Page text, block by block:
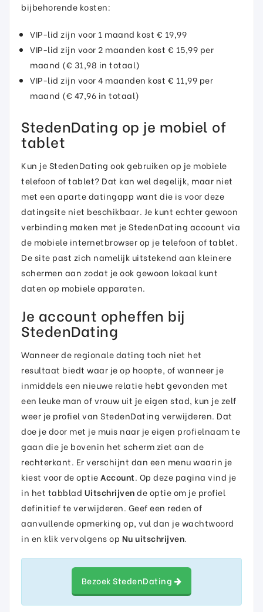
bijbehorende kosten:
VIP-lid zijn voor 1 maand kost € 19,99
VIP-lid zijn voor 2 maanden kost € 15,99 per
maand (€ 31,98 in totaal)
VIP-lid zijn voor 4 maanden kost € 11,99 per
maand (€ 47,96 in totaal)
StedenDating op je mobiel of
tablet
Kun je StedenDating ook gebruiken op je mobiele
telefoon of tablet? Dat kan wel degelijk, maar niet
met een aparte datingapp want die is voor deze
datingsite niet beschikbaar. Je kunt echter gewoon
verbinding maken met je StedenDating account via
de mobiele internetbrowser op je telefoon of tablet.
De site past zich namelijk uitstekend aan kleinere
schermen aan zodat je ook gewoon lokaal kunt
daten op mobiele apparaten.
Je account opheffen bij
StedenDating
Wanneer de regionale dating toch niet het
resultaat biedt waar je op hoopte, of wanneer je
inmiddels een nieuwe relatie hebt gevonden met
een leuke man of vrouw uit je eigen stad, kun je zelf
weer je profiel van StedenDating verwijderen. Dat
doe je door met je muis naar je eigen profielnaam te
gaan die je bovenin het scherm ziet aan de
rechterkant. Er verschijnt dan een menu waarin je
kiest voor de optie Account. Op deze pagina vind je
in het tabblad Uitschrijvende optie om je profiel
definitief te verwijderen. Geef een reden of
aanvullende opmerking op, vul dan je wachtwoord
in en klik vervolgens op Nu uitschrijven.
Bezoek StedenDating